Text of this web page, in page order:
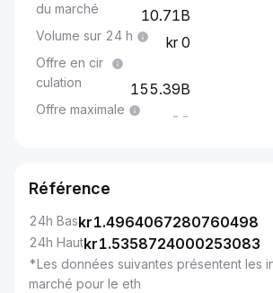
du marché
10.71B
Volume sur 24 h 0
Offre en cir
culation
155.39B
Offre maximale --
Référence
24h Baskr1.4964067280760498
24h Hautkr1.5358724000253083
*Les données suivantes présentent les
marché pour le eth